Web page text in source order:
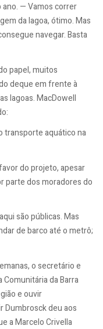
ano. — Vamos correr
da lagoa, ótimo. Mas
navegar. Basta
papel, muitos
deque em frente à
lagoas. MacDowell
transporte aquático na
do projeto, apesar
parte dos moradores do
são públicas. Mas
de barco até o metrô;
o secretário e
Comunitária da Barra
e ouvir
Dumbrosck deu aos
a Marcelo Crivella